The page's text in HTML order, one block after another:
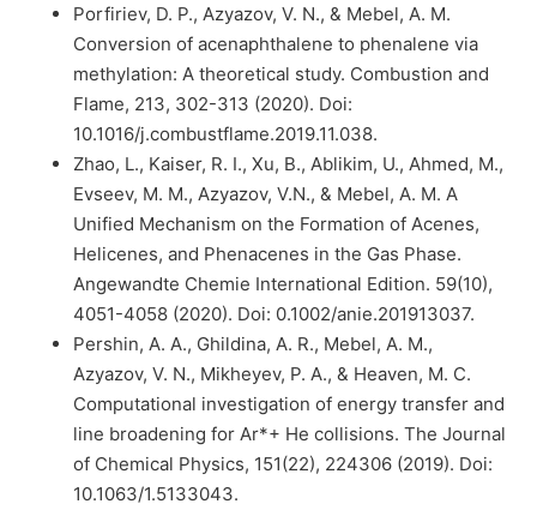
Porfiriev, D. P., Azyazov, V. N., & Mebel, A. M.
Conversion of acenaphthalene to phenalene via
methylation: A theoretical study. Combustion and
Flame, 213, 302-313 (2020). Doi:
10.1016/j.combustflame.2019.11.038.
Zhao, L., Kaiser, R. I., Xu, B., Ablikim, U., Ahmed, M.,
Evseev, M. M., Azyazov, V.N., & Mebel, A. M. A
Unified Mechanism on the Formation of Acenes,
Helicenes, and Phenacenes in the Gas Phase.
Angewandte Chemie International Edition. 59(10),
4051-4058 (2020). Doi: 0.1002/anie.201913037.
Pershin, A. A., Ghildina, A. R., Mebel, A. M.,
Azyazov, V. N., Mikheyev, P. A., & Heaven, M. C.
Computational investigation of energy transfer and
line broadening for Ar*+ He collisions. The Journal
of Chemical Physics, 151(22), 224306 (2019). Doi:
10.1063/1.5133043.